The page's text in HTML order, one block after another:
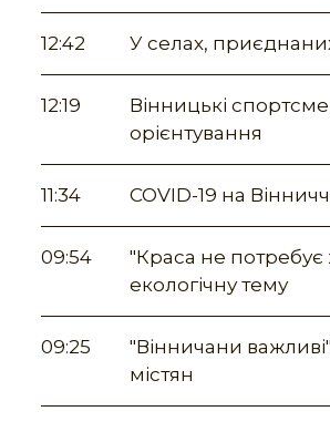
12:42 У селах,
12:19
Вінницькі
орієнтування
11:34 COVID-19 на
09:54
"Краса не потребує
екологічну тему
09:25
"Вінничани
містян